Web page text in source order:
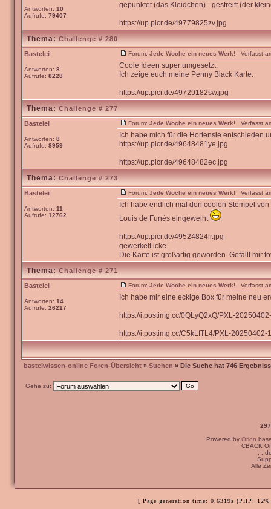
Antworten: 10
Aufrufe: 79407
gepunktet (das Kleidchen) - gestreift (der
https://up.picr.de/49779825zv.jpg
Thema:Challenge # 280
Bastelei
Antworten: 8
Aufrufe: 8228
Forum: Jede Woche ein neues Werk! Verfasst
Coole Ideen super umgesetzt.
Ich zeige euch meine Penny Black Karte.
https://up.picr.de/49729182sw.jpg
Thema:Challenge # 277
Bastelei
Antworten: 8
Aufrufe: 8959
Forum: Jede Woche ein neues Werk! Verfasst
Ich habe mich für die Hortensie entschieden
https://up.picr.de/49648481ye.jpg
https://up.picr.de/49648482ec.jpg
Thema:Challenge # 273
Bastelei
Antworten: 11
Aufrufe: 12762
Forum: Jede Woche ein neues Werk! Verfasst
Ich habe endlich mal den coolen Stempel von
Louis de Funès eingeweiht
https://up.picr.de/49524824lr.jpg
gewerkelt icke
Die Karte ist großartig geworden. Gefällt mir
Thema:Challenge # 271
Bastelei
Antworten: 14
Aufrufe: 26217
Forum: Jede Woche ein neues Werk! Verfasst
Ich habe mir eine eckige Box für meine neu
https://i.postimg.cc/0QLyQ2xQ/PXL-
https://i.postimg.cc/C5kLfTL4/PXL-20250402-
bastelwissen-online Foren-Übersicht » Suchen » Die Suche hat 746
Gehe zu:
Powered by Orion
CBACK
:-:
Alle
[ Page generation time: 0.6319s (PHP: